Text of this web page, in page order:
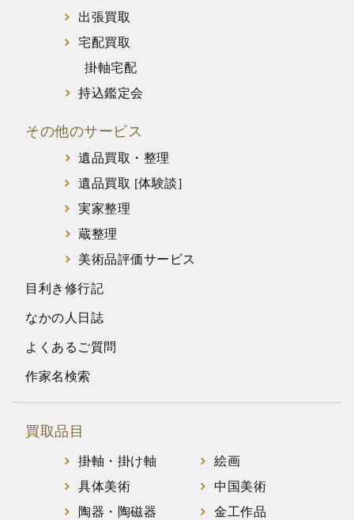
出張買取
宅配買取
掛軸宅配
持込鑑定会
その他のサービス
遺品買取・整理
遺品買取 [体験談]
実家整理
蔵整理
美術品評価サービス
目利き修行記
なかの人日誌
よくあるご質問
作家名検索
買取品目
掛軸・掛け軸
絵画
具体美術
中国美術
陶器・陶磁器
金工作品